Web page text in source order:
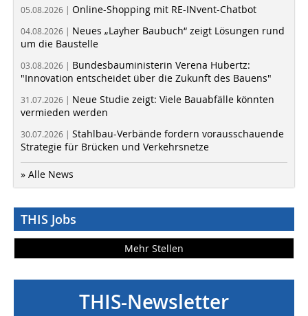
05.08.2026 | Online-Shopping mit RE-INvent-Chatbot
04.08.2026 | Neues „Layher Baubuch“ zeigt Lösungen rund
um die Baustelle
03.08.2026 | Bundesbauministerin Verena Hubertz:
"Innovation entscheidet über die Zukunft des Bauens"
31.07.2026 | Neue Studie zeigt: Viele Bauabfälle könnten
vermieden werden
30.07.2026 | Stahlbau-Verbände fordern vorausschauende
Strategie für Brücken und Verkehrsnetze
» Alle News
THIS Jobs
Mehr Stellen
THIS-Newsletter